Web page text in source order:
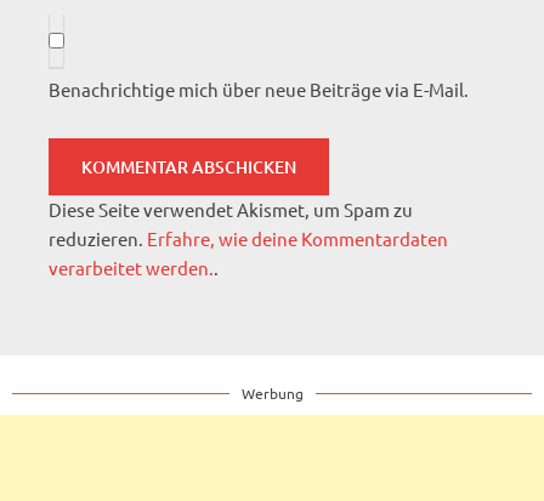
Benachrichtige mich über neue Beiträge via E-Mail.
Diese Seite verwendet Akismet, um Spam zu
reduzieren. Erfahre, wie deine Kommentardaten
verarbeitet werden..
Werbung